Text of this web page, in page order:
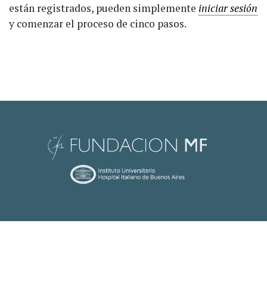
están registrados, pueden simplemente iniciar sesión
y comenzar el proceso de cinco pasos.